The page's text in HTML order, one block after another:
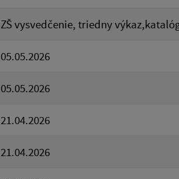
ZŠ vysvedčenie, triedny
05.05.2026
05.05.2026
21.04.2026
21.04.2026